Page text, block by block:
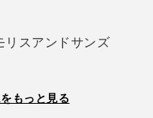
リスアンドサンズ
もっと見る